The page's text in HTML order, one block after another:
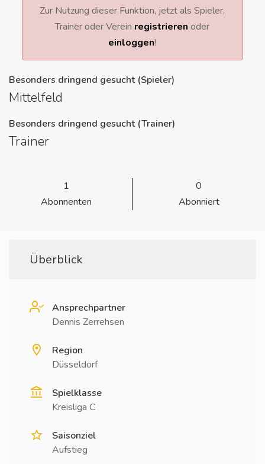
Zur Nutzung dieser Funktion, jetzt als Spieler,
Trainer oder Verein registrieren oder
einloggen!
Besonders dringend gesucht (Spieler)
Mittelfeld
Besonders dringend gesucht (Trainer)
Trainer
1
Abonnenten
0
Abonniert
Überblick
Ansprechpartner
Dennis Zerrehsen
Region
Düsseldorf
Spielklasse
Kreisliga C
Saisonziel
Aufstieg